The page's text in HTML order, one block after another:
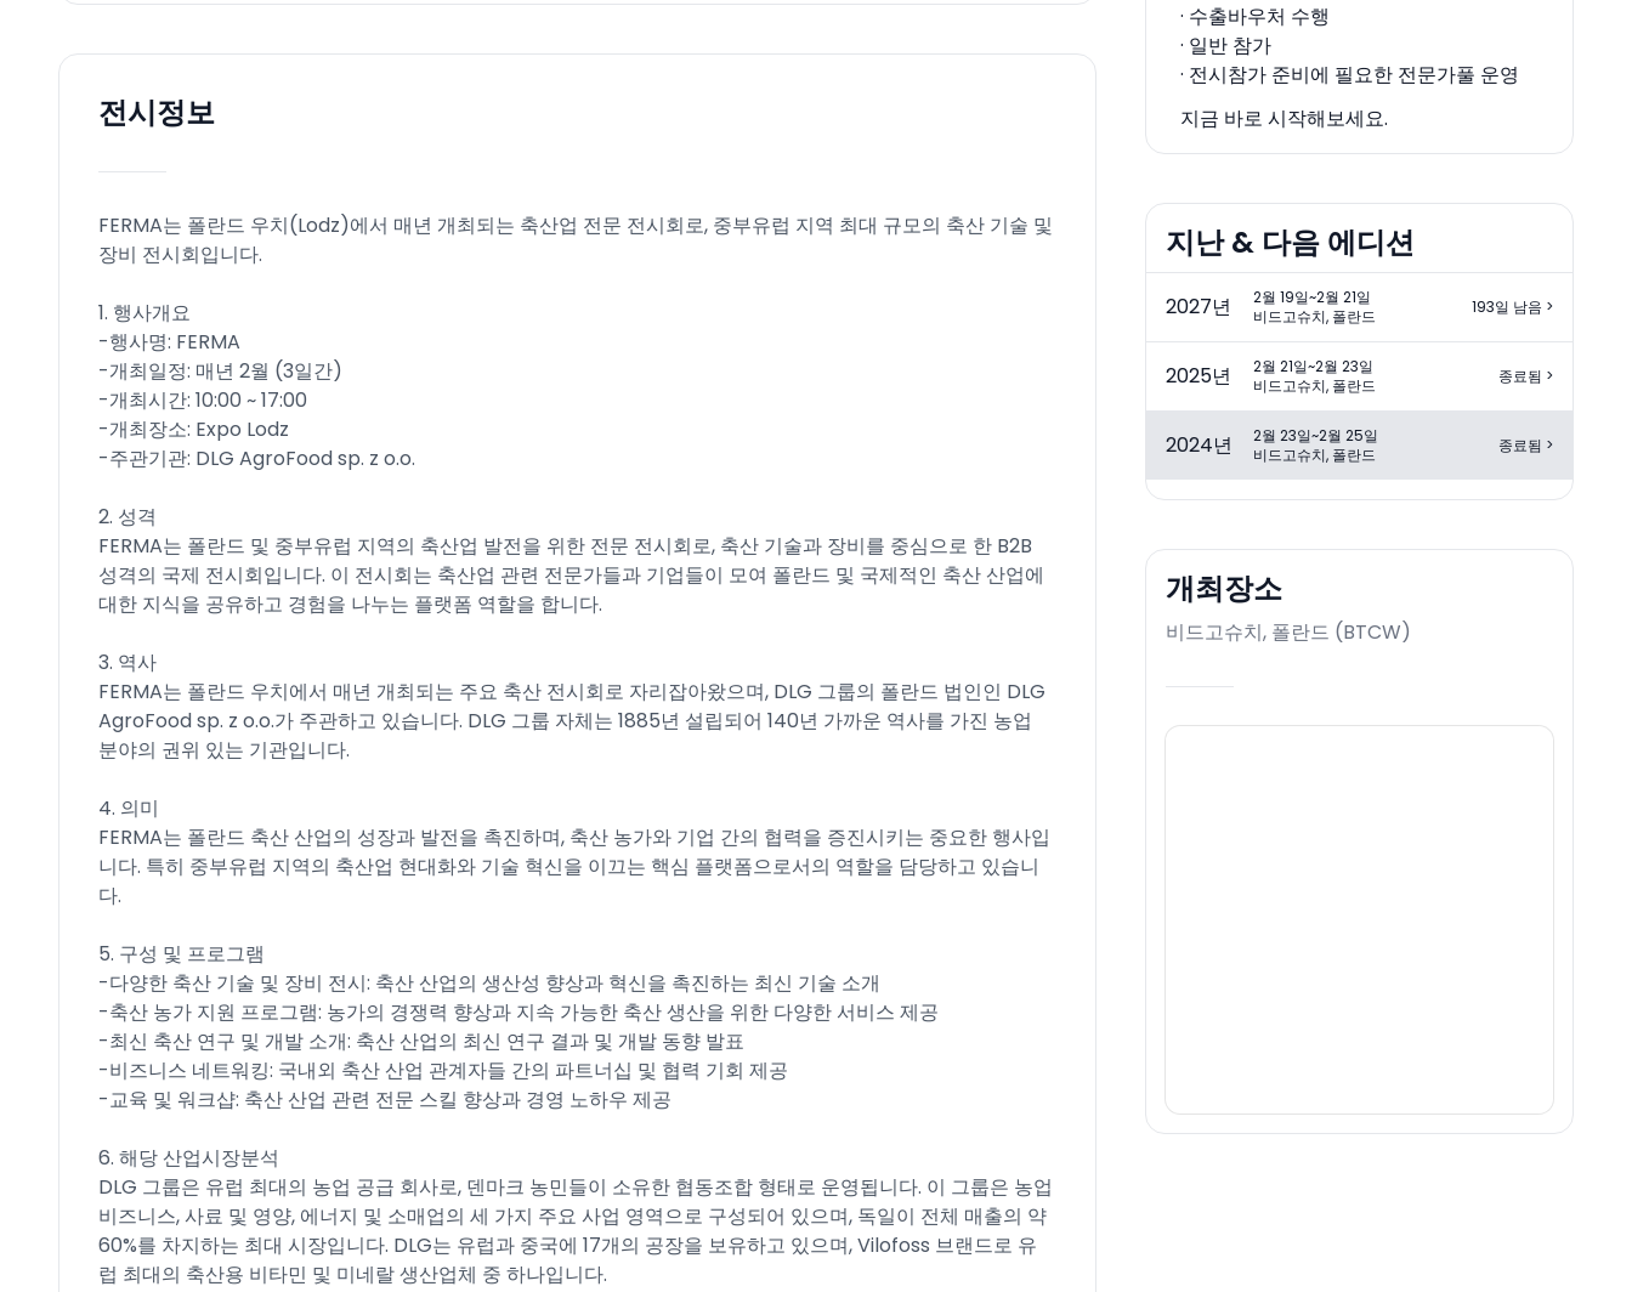
전시정보
FERMA는 폴란드 우치(Lodz)에서 매년 개최되는 축산업 전문 전시회로, 중부유럽 지역 최대 규모의 축산 기술 및
장비 전시회입니다.
1. 행사개요
-행사명: FERMA
-개최일정: 매년 2월 (3일간)
-개최시간: 10:00 ~ 17:00
-개최장소: Expo Lodz
-주관기관: DLG AgroFood sp. z o.o.
2. 성격
FERMA는 폴란드 및 중부유럽 지역의 축산업 발전을 위한 전문 전시회로, 축산 기술과 장비를 중심으로 한 B2B
성격의 국제 전시회입니다. 이 전시회는 축산업 관련 전문가들과 기업들이 모여 폴란드 및 국제적인 축산 산업에
대한 지식을 공유하고 경험을 나누는 플랫폼 역할을 합니다.
3. 역사
FERMA는 폴란드 우치에서 매년 개최되는 주요 축산 전시회로 자리잡아왔으며, DLG 그룹의 폴란드 법인인 DLG
AgroFood sp. z o.o.가 주관하고 있습니다. DLG 그룹 자체는 1885년 설립되어 140년 가까운 역사를 가진 농업
분야의 권위 있는 기관입니다.
4. 의미
FERMA는 폴란드 축산 산업의 성장과 발전을 촉진하며, 축산 농가와 기업 간의 협력을 증진시키는 중요한 행사입
니다. 특히 중부유럽 지역의 축산업 현대화와 기술 혁신을 이끄는 핵심 플랫폼으로서의 역할을 담당하고 있습니
다.
5. 구성 및 프로그램
-다양한 축산 기술 및 장비 전시: 축산 산업의 생산성 향상과 혁신을 촉진하는 최신 기술 소개
-축산 농가 지원 프로그램: 농가의 경쟁력 향상과 지속 가능한 축산 생산을 위한 다양한 서비스 제공
-최신 축산 연구 및 개발 소개: 축산 산업의 최신 연구 결과 및 개발 동향 발표
-비즈니스 네트워킹: 국내외 축산 산업 관계자들 간의 파트너십 및 협력 기회 제공
-교육 및 워크샵: 축산 산업 관련 전문 스킬 향상과 경영 노하우 제공
6. 해당 산업시장분석
DLG 그룹은 유럽 최대의 농업 공급 회사로, 덴마크 농민들이 소유한 협동조합 형태로 운영됩니다. 이 그룹은 농업
비즈니스, 사료 및 영양, 에너지 및 소매업의 세 가지 주요 사업 영역으로 구성되어 있으며, 독일이 전체 매출의 약
60%를 차지하는 최대 시장입니다. DLG는 유럽과 중국에 17개의 공장을 보유하고 있으며, Vilofoss 브랜드로 유
럽 최대의 축산용 비타민 및 미네랄 생산업체 중 하나입니다.
· 수출바우처 수행
· 일반 참가
· 전시참가 준비에 필요한 전문가풀 운영
지금 바로 시작해보세요.
지난 & 다음 에디션
2027년
2월 19일~2월 21일
비드고슈치, 폴란드
193일 남음 >
2025년
2월 21일~2월 23일
비드고슈치, 폴란드
종료됨 >
2024년
2월 23일~2월 25일
비드고슈치, 폴란드
종료됨 >
개최장소
비드고슈치, 폴란드 (BTCW)